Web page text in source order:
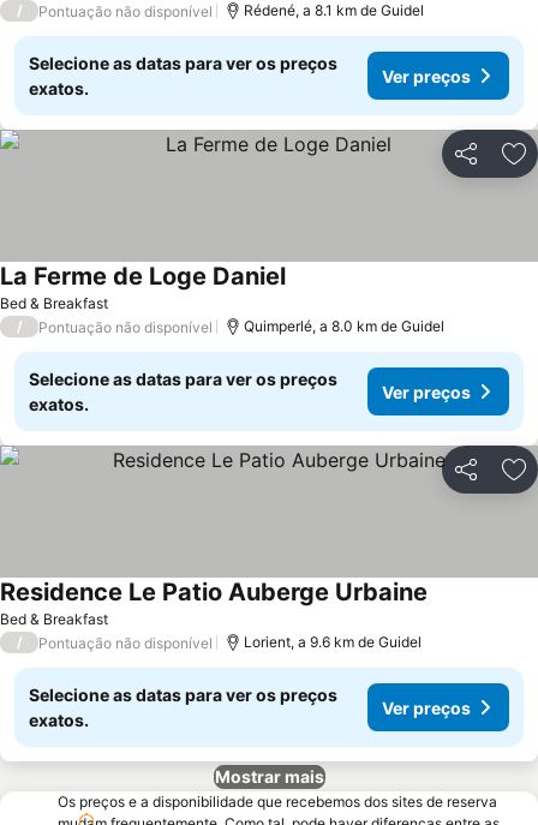
/ Pontuação não disponível Rédené, a 8.1 km de Guidel
Selecione as datas para ver os preços
exatos.
Ver preços
Partilhar
Bed & Breakfast
La Ferme de Loge Daniel
/ Pontuação não disponível Quimperlé, a 8.0 km de Guidel
Selecione as datas para ver os preços
exatos.
Ver preços
Partilhar
Bed & Breakfast
Residence Le Patio Auberge Urbaine
/ Pontuação não disponível Lorient, a 9.6 km de Guidel
Selecione as datas para ver os preços
exatos.
Ver preços
Mostrar mais
Os preços e a disponibilidade que recebemos dos sites de reserva